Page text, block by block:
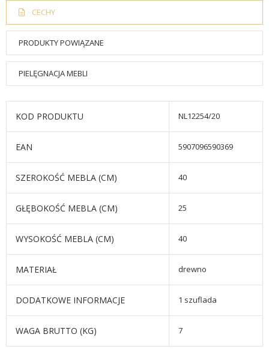
CECHY
PRODUKTY POWIĄZANE
PIELĘGNACJA MEBLI
KOD PRODUKTU NL12254/20
EAN 5907096590369
SZEROKOŚĆ MEBLA (CM) 40
GŁĘBOKOŚĆ MEBLA (CM) 25
WYSOKOŚĆ MEBLA (CM) 40
MATERIAŁ drewno
DODATKOWE INFORMACJE 1 szuflada
WAGA BRUTTO (KG) 7